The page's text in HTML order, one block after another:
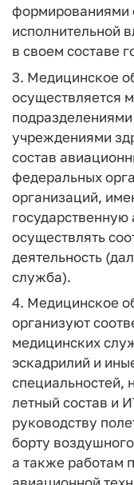
формированиями
исполнительной
в своем составе
3. Медицинское
осуществляется
учреждениями
состав
федеральных
организаций,
осуществлять
деятельность
служба).
4. Медицинское
организуют
медицинских
эскадрилий и
специальностей,
летный состав и
руководству
борту
а также работам